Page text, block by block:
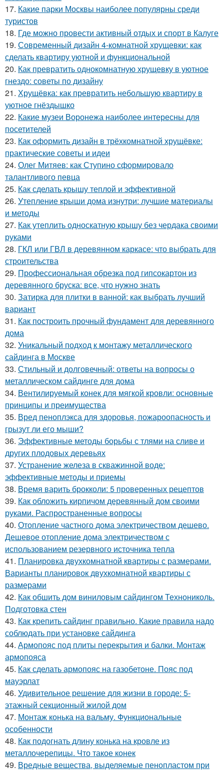
17. Какие парки Москвы наиболее популярны среди
туристов
18. Где можно провести активный отдых и спорт в Калуге
19. Современный дизайн 4-комнатной хрущевки: как
сделать квартиру уютной и функциональной
20. Как превратить однокомнатную хрущевку в уютное
гнездо: советы по дизайну
21. Хрущёвка: как превратить небольшую квартиру в
уютное гнёздышко
22. Какие музеи Воронежа наиболее интересны для
посетителей
23. Как оформить дизайн в трёхкомнатной хрущёвке:
практические советы и идеи
24. Олег Митяев: как Ступино сформировало
талантливого певца
25. Как сделать крышу теплой и эффективной
26. Утепление крыши дома изнутри: лучшие материалы
и методы
27. Как утеплить односкатную крышу без чердака своими
руками
28. ГКЛ или ГВЛ в деревянном каркасе: что выбрать для
строительства
29. Профессиональная обрезка под гипсокартон из
деревянного бруска: все, что нужно знать
30. Затирка для плитки в ванной: как выбрать лучший
вариант
31. Как построить прочный фундамент для деревянного
дома
32. Уникальный подход к монтажу металлического
сайдинга в Москве
33. Стильный и долговечный: ответы на вопросы о
металлическом сайдинге для дома
34. Вентилируемый конек для мягкой кровли: основные
принципы и преимущества
35. Вред пеноплэкса для здоровья, пожароопасность и
грызут ли его мыши?
36. Эффективные методы борьбы с тлями на сливе и
других плодовых деревьях
37. Устранение железа в скважинной воде:
эффективные методы и приемы
38. Время варить брокколи: 5 проверенных рецептов
39. Как обложить кирпичом деревянный дом своими
руками. Распространенные вопросы
40. Отопление частного дома электричеством дешево.
Дешевое отопление дома электричеством с
использованием резервного источника тепла
41. Планировка двухкомнатной квартиры с размерами.
Варианты планировок двухкомнатной квартиры с
размерами
42. Как обшить дом виниловым сайдингом Технониколь.
Подготовка стен
43. Как крепить сайдинг правильно. Какие правила надо
соблюдать при установке сайдинга
44. Армопояс под плиты перекрытия и балки. Монтаж
армопояса
45. Как сделать армопояс на газобетоне. Пояс под
мауэрлат
46. Удивительное решение для жизни в городе: 5-
этажный секционный жилой дом
47. Монтаж конька на вальму. Функциональные
особенности
48. Как подогнать длину конька на кровле из
металлочерепицы. Что такое конек
49. Вредные вещества, выделяемые пенопластом при